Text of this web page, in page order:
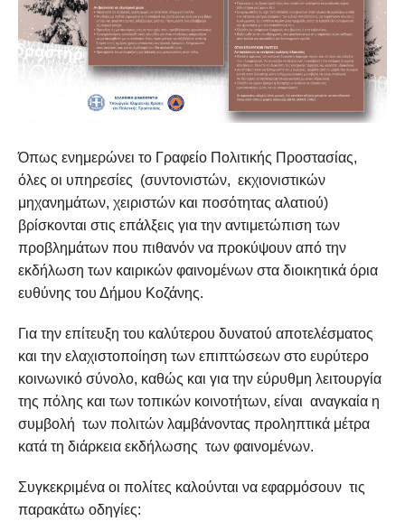
Όπως ενημερώνει το Γραφείο Πολιτικής Προστασίας,
όλες οι υπηρεσίες (συντονιστών, εκχιονιστικών
μηχανημάτων, χειριστών και ποσότητας αλατιού)
βρίσκονται στις επάλξεις για την αντιμετώπιση των
προβλημάτων που πιθανόν να προκύψουν από την
εκδήλωση των καιρικών φαινομένων στα διοικητικά όρια
ευθύνης του Δήμου Κοζάνης.
Για την επίτευξη του καλύτερου δυνατού αποτελέσματος
και την ελαχιστοποίηση των επιπτώσεων στο ευρύτερο
κοινωνικό σύνολο, καθώς και για την εύρυθμη λειτουργία
της πόλης και των τοπικών κοινοτήτων, είναι αναγκαία η
συμβολή των πολιτών λαμβάνοντας προληπτικά μέτρα
κατά τη διάρκεια εκδήλωσης των φαινομένων.
Συγκεκριμένα οι πολίτες καλούνται να εφαρμόσουν τις
παρακάτω οδηγίες: